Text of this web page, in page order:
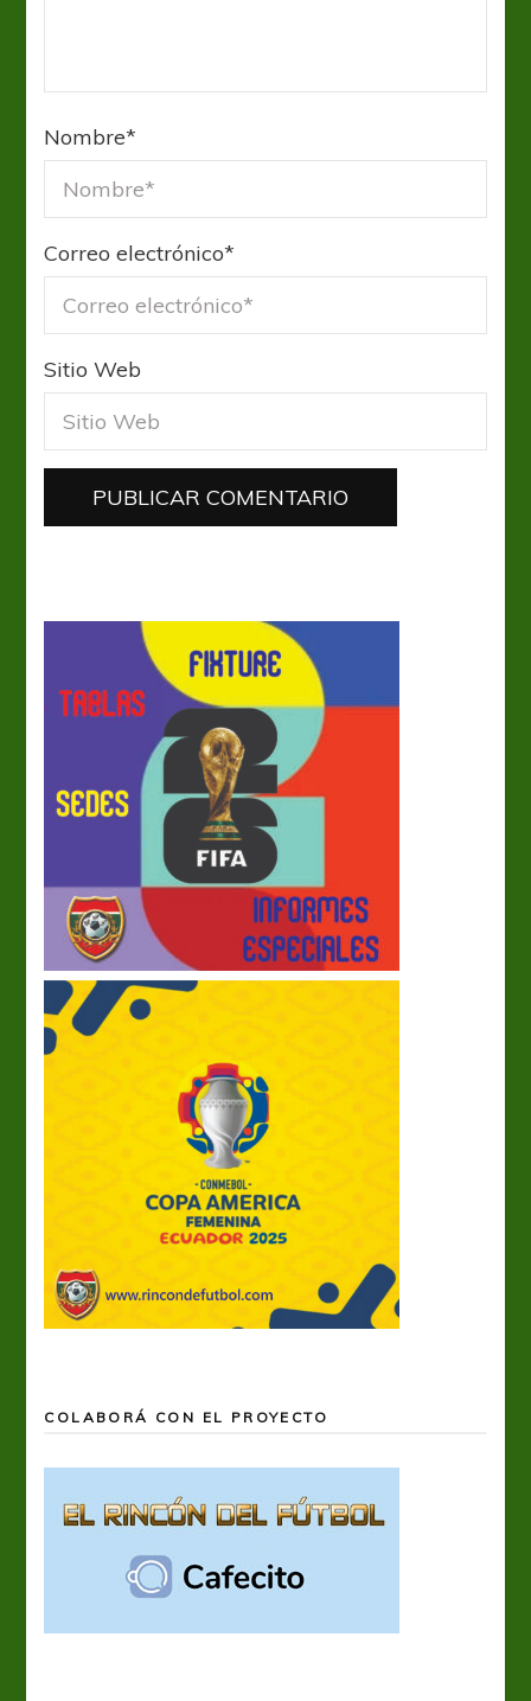
Nombre*
Correo electrónico*
Sitio Web
COLABORÁ CON EL PROYECTO